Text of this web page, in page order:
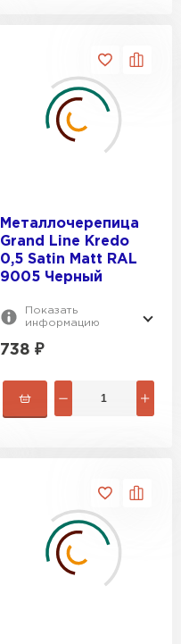
Металлочерепица
Grand Line Kredo
0,5 Satin Мatt RAL
9005 Черный
Показать
информацию
738 ₽